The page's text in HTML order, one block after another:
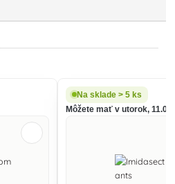
Na sklade > 5 ks
Môžete mať v utorok, 11.08.